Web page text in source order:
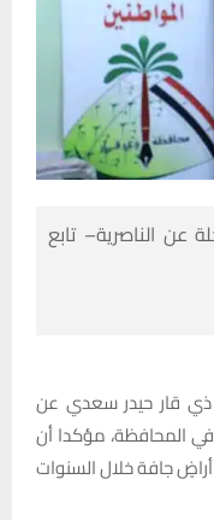
عن الناصرية– تابع
ذي قار حيدر سعدي عن
المحافظة، مؤكدا أن
أراضٍ جافة خلال السنوات